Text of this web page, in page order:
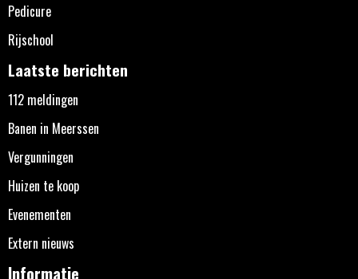
Pedicure
Rijschool
Laatste berichten
112 meldingen
Banen in Meerssen
Vergunningen
Huizen te koop
Evenementen
Extern nieuws
Informatie